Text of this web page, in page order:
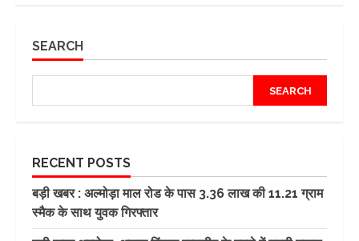
SEARCH
SEARCH
RECENT POSTS
बड़ी खबर : अल्मोड़ा माल रोड के पास 3.36 लाख की 11.21 ग्राम
स्मैक के साथ युवक गिरफ्तार